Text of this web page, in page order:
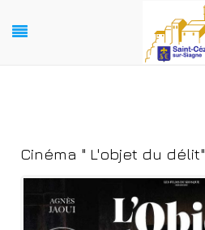
Cinéma " L'objet du délit"